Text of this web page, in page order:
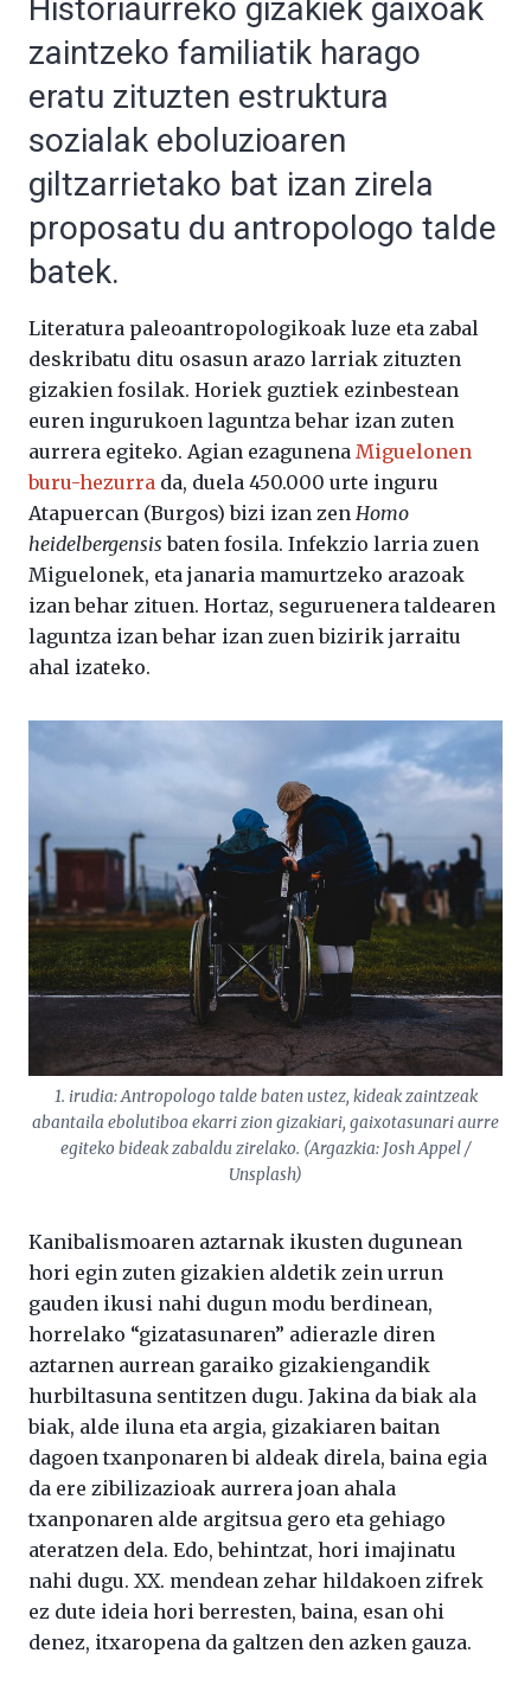
Historiaurreko gizakiek gaixoak
zaintzeko familiatik harago
eratu zituzten estruktura
sozialak eboluzioaren
giltzarrietako bat izan zirela
proposatu du antropologo talde
batek.
Literatura paleoantropologikoak luze eta zabal
deskribatu ditu osasun arazo larriak zituzten
gizakien fosilak. Horiek guztiek ezinbestean
euren ingurukoen laguntza behar izan zuten
aurrera egiteko. Agian ezagunena Miguelonen
buru-hezurra da, duela 450.000 urte inguru
Atapuercan (Burgos) bizi izan zen Homo
heidelbergensis baten fosila. Infekzio larria zuen
Miguelonek, eta janaria mamurtzeko arazoak
izan behar zituen. Hortaz, seguruenera taldearen
laguntza izan behar izan zuen bizirik jarraitu
ahal izateko.
1. irudia: Antropologo talde baten ustez, kideak zaintzeak
abantaila ebolutiboa ekarri zion gizakiari, gaixotasunari aurre
egiteko bideak zabaldu zirelako. (Argazkia: Josh Appel /
Unsplash)
Kanibalismoaren aztarnak ikusten dugunean
hori egin zuten gizakien aldetik zein urrun
gauden ikusi nahi dugun modu berdinean,
horrelako “gizatasunaren” adierazle diren
aztarnen aurrean garaiko gizakiengandik
hurbiltasuna sentitzen dugu. Jakina da biak ala
biak, alde iluna eta argia, gizakiaren baitan
dagoen txanponaren bi aldeak direla, baina egia
da ere zibilizazioak aurrera joan ahala
txanponaren alde argitsua gero eta gehiago
ateratzen dela. Edo, behintzat, hori imajinatu
nahi dugu. XX. mendean zehar hildakoen zifrek
ez dute ideia hori berresten, baina, esan ohi
denez, itxaropena da galtzen den azken gauza.